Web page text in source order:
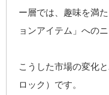
ー層では、趣味を満
ョンアイテム」への
こうした市場の変化
ロック）です。